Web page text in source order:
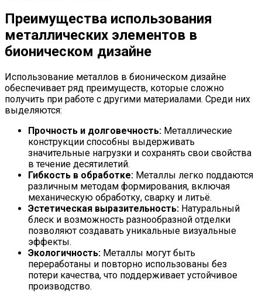
Преимущества использования
металлических элементов в
бионическом дизайне
Использование металлов в бионическом дизайне
обеспечивает ряд преимуществ, которые сложно
получить при работе с другими материалами. Среди них
выделяются:
Прочность и долговечность: Металлические
конструкции способны выдерживать
значительные нагрузки и сохранять свои свойства
в течение десятилетий.
Гибкость в обработке: Металлы легко поддаются
различным методам формирования, включая
механическую обработку, сварку и литьё.
Эстетическая выразительность: Натуральный
блеск и возможность разнообразной отделки
позволяют создавать уникальные визуальные
эффекты.
Экологичность: Металлы могут быть
переработаны и повторно использованы без
потери качества, что поддерживает устойчивое
производство.